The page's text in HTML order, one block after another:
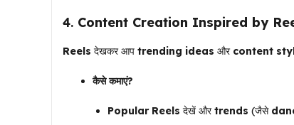
4. Content Creation Inspired by
Reels देखकर आप trending ideas और content
कैसे कमाएं?
Popular Reels देखें औरtrends (जैसे